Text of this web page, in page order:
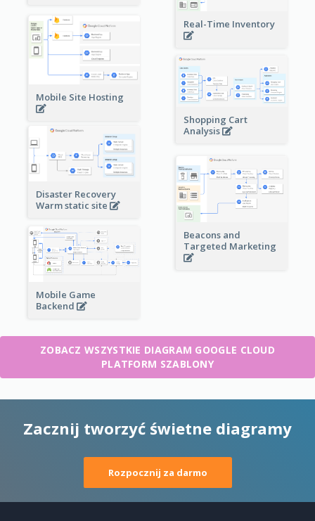
Real-Time Inventory
Mobile Site Hosting
Shopping Cart
Analysis
Disaster Recovery
Warm static site
Beacons and
Targeted Marketing
Mobile Game
Backend
ZOBACZ WSZYSTKIE DIAGRAM GOOGLE CLOUD
PLATFORM SZABLONY
Zacznij tworzyć świetne diagramy
Rozpocznij za darmo